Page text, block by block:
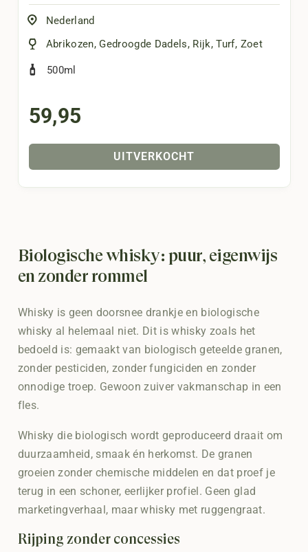
Nederland
Abrikozen, Gedroogde Dadels, Rijk,Turf, Zoet
500ml
59,95
UITVERKOCHT
Biologische whisky: puur, eigenwijs
en zonder rommel
Whisky is geen doorsnee drankje en biologische
whisky al helemaal niet. Dit is whisky zoals het
bedoeld is: gemaakt van biologisch geteelde granen,
zonder pesticiden, zonder fungiciden en zonder
onnodige troep. Gewoon zuiver vakmanschap in een
fles.
Whisky die biologisch wordt geproduceerd draait om
duurzaamheid, smaak én herkomst. De granen
groeien zonder chemische middelen en dat proef je
terug in een schoner, eerlijker profiel. Geen glad
marketingverhaal, maar whisky met ruggengraat.
Rijping zonder concessies